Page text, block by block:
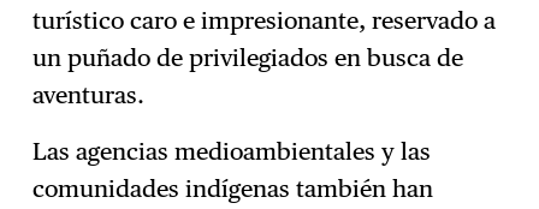
turístico caro e impresionante, reservado a
un puñado de privilegiados en busca de
aventuras.
Las agencias medioambientales y las
comunidades indígenas también han